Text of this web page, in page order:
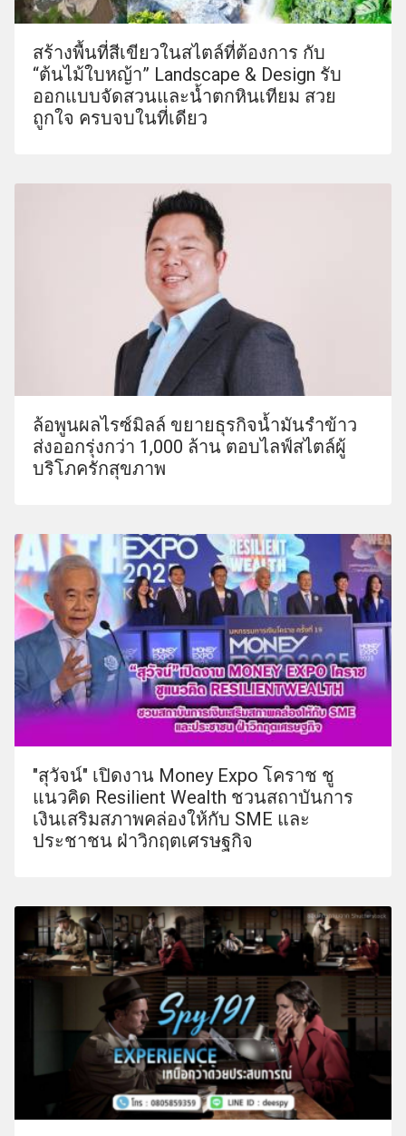
สร้างพื้นที่สีเขียวในสไตล์ที่ต้องการ กับ
“ต้นไม้ใบหญ้า” Landscape & Design รับ
ออกแบบจัดสวนและน้ำตกหินเทียม สวย
ถูกใจ ครบจบในที่เดียว
ล้อพูนผลไรซ์มิลล์ ขยายธุรกิจน้ำมันรำข้าว
ส่งออกรุ่งกว่า 1,000 ล้าน ตอบไลฟ์สไตล์ผู้
บริโภครักสุขภาพ
"สุวัจน์" เปิดงาน Money Expo โคราช ชู
แนวคิด Resilient Wealth ชวนสถาบันการ
เงินเสริมสภาพคล่องให้กับ SME และ
ประชาชน ฝ่าวิกฤตเศรษฐกิจ